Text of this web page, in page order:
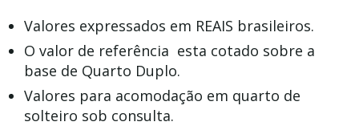
Valores expressados em REAIS brasileiros.
O valor de referência esta cotado sobre a
base de Quarto Duplo.
Valores para acomodação em quarto de
solteiro sob consulta.